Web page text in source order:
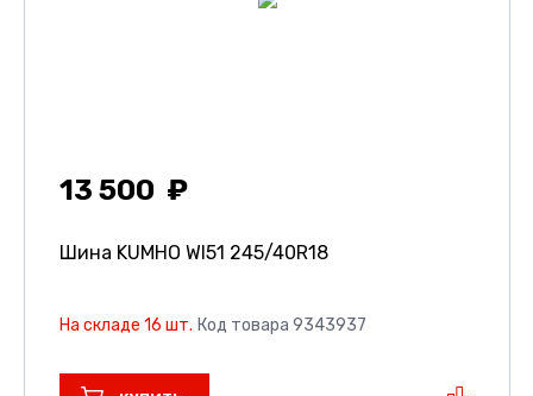
13 500
Шина KUMHO WI51 245/40R18
На складе 16 шт. Код товара 9343937